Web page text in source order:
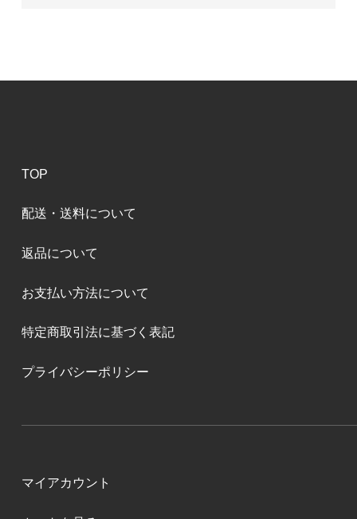
TOP
配送・送料について
返品について
お支払い方法について
特定商取引法に基づく表記
プライバシーポリシー
マイアカウント